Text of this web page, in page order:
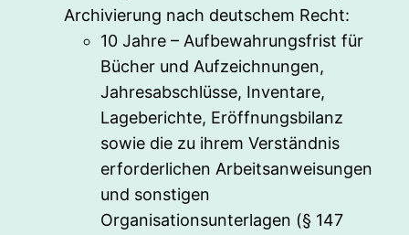
Archivierung nach deutschem Recht:
10 Jahre – Aufbewahrungsfrist für
Bücher und Aufzeichnungen,
Jahresabschlüsse, Inventare,
Lageberichte, Eröffnungsbilanz
sowie die zu ihrem Verständnis
erforderlichen Arbeitsanweisungen
und sonstigen
Organisationsunterlagen (§ 147